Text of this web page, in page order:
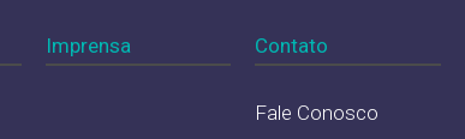
Imprensa Contato
Fale Conosco